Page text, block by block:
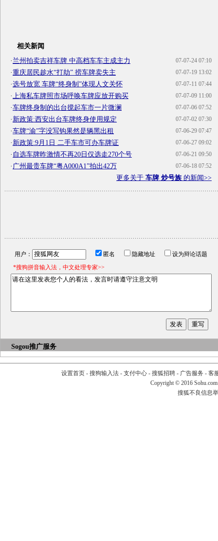
相关新闻
07-07-24 07:10
·兰州拍卖吉祥车牌 中高档车车主成主力
07-07-19 13:02
·重庆居民趁水“打劫” 捞车牌卖失主
07-07-11 07:44
·选号放宽 车牌“终身制”体现人文关怀
07-07-09 11:00
· 上海私车牌照市场呼唤车牌应放开购买
07-07-06 07:52
·车牌终身制的出台搅起车市一片微澜
07-07-02 07:30
·新政策:西安出台车牌终身使用规定
07-06-29 07:47
·车牌“渝”字没写钩果然是辆黑出租
07-06-27 09:02
·新政策:9月1日 二手车市可办车牌证
07-06-21 09:50
· 自选车牌昨激情不再20日仅选走270个号
07-06-18 07:52
· 广州最贵车牌“粤A000A1”拍出42万
更多关于 车牌 炒号族 的新闻>>
用户： 匿名 隐藏地址
设为辩论话题
*搜狗拼音输入法，中文处理专家>>
Sogou推广服务
设置首页- 搜狗输入法- 支付中心- 搜狐招聘- 广告服务 - 客
Copyright © 2016
搜狐不良信息